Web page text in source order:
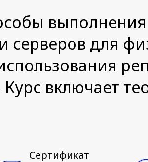
серверов для
Курс включает
Сертификат